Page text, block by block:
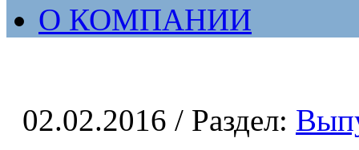
О КОМПАНИИ
02.02.2016 / Раздел: